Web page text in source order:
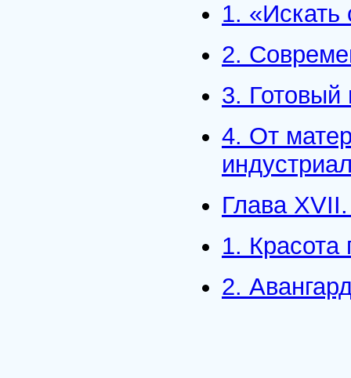
1. «Искать
2.
3. Готовый
4. От
Глава
1. Красота
2.